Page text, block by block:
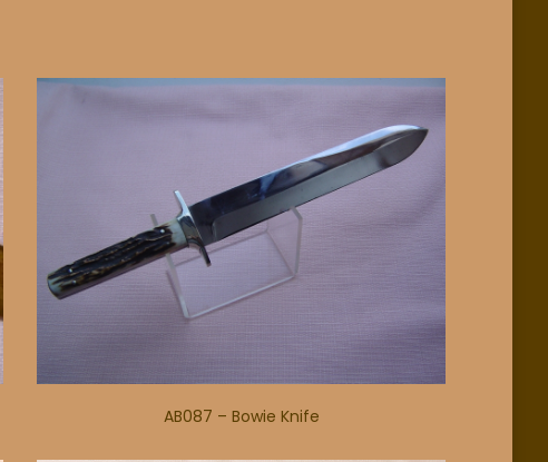
AB087 – Bowie Knife